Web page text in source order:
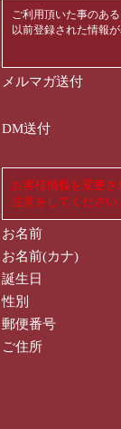
ご利用頂いた事のあ
以前登録された情報が
メルマガ送付
DM送付
お客様情報を変更
注意をしてくださ
お名前
お名前(カナ)
誕生日
性別
郵便番号
ご住所